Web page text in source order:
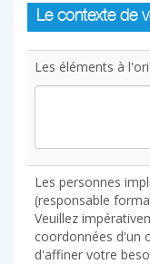
Le contexte de
Les éléments à
Les personnes
(responsable
Veuillez
coordonnées d'un
d'affiner votre